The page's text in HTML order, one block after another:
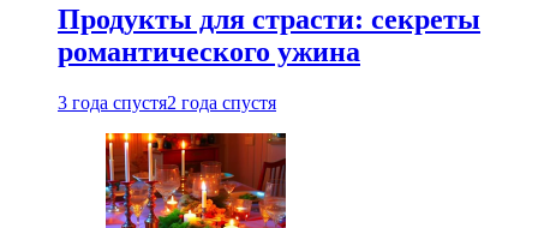
Продукты для страсти: секреты
романтического ужина
3 года спустя2 года спустя